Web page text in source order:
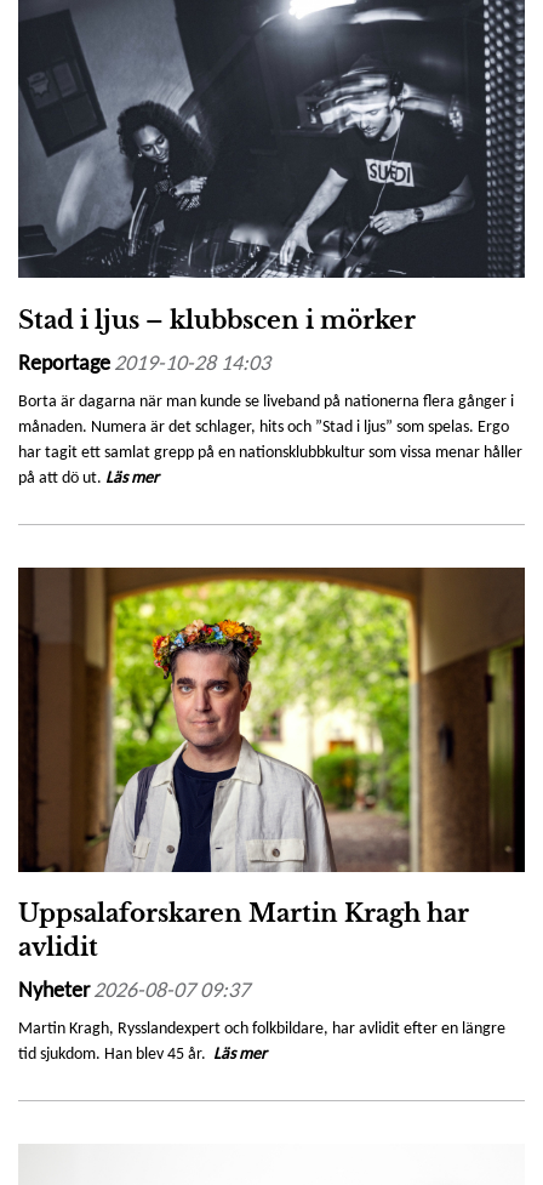
Stad i ljus – klubbscen i mörker
Reportage2019-10-28 14:03
Borta är dagarna när man kunde se liveband på nationerna flera gånger i
månaden. Numera är det schlager, hits och ”Stad i ljus” som spelas. Ergo
har tagit ett samlat grepp på en nationsklubbkultur som vissa menar håller
på att dö ut. Läs mer
Uppsalaforskaren Martin Kragh har
avlidit
Nyheter2026-08-07 09:37
Martin Kragh, Rysslandexpert och folkbildare, har avlidit efter en längre
tid sjukdom. Han blev 45 år. Läs mer